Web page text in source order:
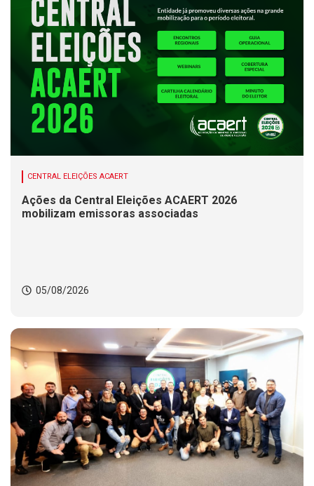
CENTRAL ELEIÇÕES ACAERT
Ações da Central Eleições ACAERT 2026
mobilizam emissoras associadas
05/08/2026